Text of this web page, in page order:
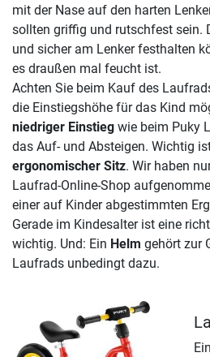
mit der Nase auf den harten
sollten griffig und rutschfest sein.
und sicher am Lenker festhalten
es draußen mal feucht ist.
Achten Sie beim Kauf des
die Einstiegshöhe für das Kind
niedriger Einstieg wie beim Puky
das Auf- und Absteigen. Wichtig
ergonomischer Sitz. Wir haben
Laufrad-Online-Shop
einer auf Kinder abgestimmten
Gerade im Kindesalter ist eine
wichtig. Und: Ein Helm gehört zur
Laufrads unbedingt dazu.